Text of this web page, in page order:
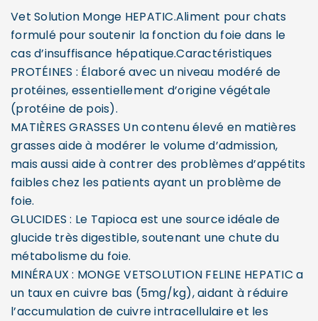
Vet Solution Monge HEPATIC.Aliment pour chats
formulé pour soutenir la fonction du foie dans le
cas d’insuffisance hépatique.Caractéristiques
PROTÉINES : Élaboré avec un niveau modéré de
protéines, essentiellement d’origine végétale
(protéine de pois).
MATIÈRES GRASSES Un contenu élevé en matières
grasses aide à modérer le volume d’admission,
mais aussi aide à contrer des problèmes d’appétits
faibles chez les patients ayant un problème de
foie.
GLUCIDES : Le Tapioca est une source idéale de
glucide très digestible, soutenant une chute du
métabolisme du foie.
MINÉRAUX : MONGE VETSOLUTION FELINE HEPATIC a
un taux en cuivre bas (5mg/kg), aidant à réduire
l’accumulation de cuivre intracellulaire et les